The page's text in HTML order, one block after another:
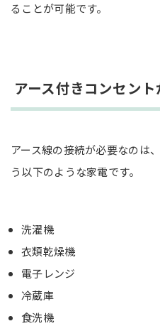
ることが可能です。
アース付きコンセン
アース線の接続が必要なのは
う以下のような家電です。
洗濯機
衣類乾燥機
電子レンジ
冷蔵庫
食洗機